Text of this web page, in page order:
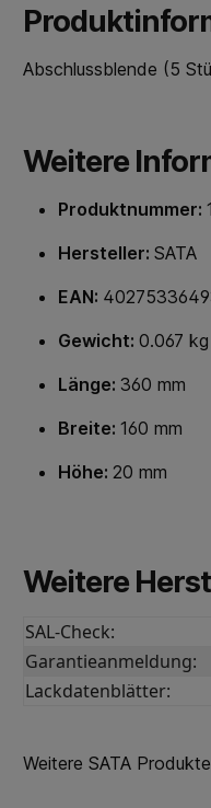
Abschlussblende (5
Weitere
Produktnummer:
Hersteller: SATA
EAN:
Gewicht: 0.067 kg
Länge: 360 mm
Breite: 160 mm
Höhe: 20 mm
Weitere
SAL-Check:
Garantieanmeldung:
Lackdatenblätter:
Weitere SATA